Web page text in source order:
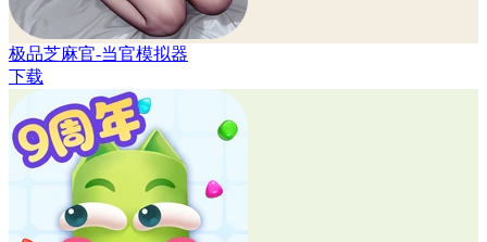
极品芝麻官-当官模拟器
下载